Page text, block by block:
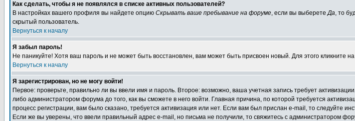
Как сделать, чтобы я не появлялся в списке активных пользователей?
В настройках вашего профиля вы найдете опцию Скрывать ваше пребывание на форуме, если вы выберетеДа, то
скрытый пользователь.
Вернуться к началу
Я забыл пароль!
Не паникуйте! Хотя ваш пароль и не может быть восстановлен, вам может быть присвоен новый. Для этого кликните на
Вернуться к началу
Я зарегистрирован, но не могу войти!
Первое: проверьте, правильно ли вы ввели имя и пароль. Второе: возможно, ваша учетная запись требует
либо администратором форума до того, как вы сможете в него войти. Главная причина, по которой требуется
процесс регистрации, вам было сказано, требуется активизация или нет. Если вам был прислан e-mail, то следуйте
Если же вы уверены, что ввели правильный адрес e-mail, но письма не получили, то свяжитесь с администратором